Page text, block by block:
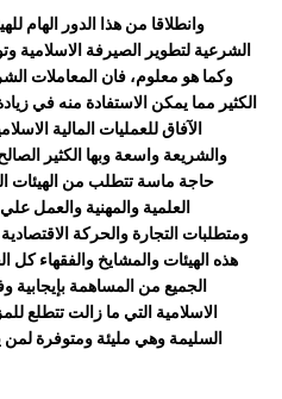
وانطلاقا من هذا الدور الهام
الشرعية لتطوير الصيرفة الاسلامية
وكما هو معلوم، فان المعاملات
الكثير مما يمكن الاستفادة منه في
الآفاق للعمليات المالية
والشريعة واسعة وبها الكثير
حاجة ماسة تتطلب من الهيئات
العلمية والمهنية والعمل
ومتطلبات التجارة والحركة
هذه الهيئات والمشايخ والفقهاء كل
الجميع من المساهمة بإيجابية
الاسلامية التي ما زالت تتطلع
السليمة وهي مليئة ومتوفرة لمن